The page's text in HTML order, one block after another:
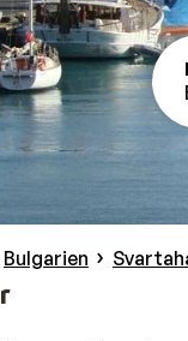
Bulgarien